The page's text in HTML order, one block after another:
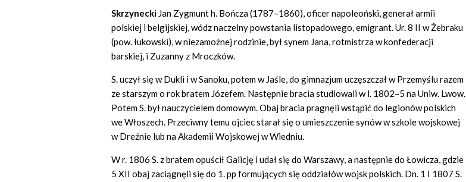
Skrzynecki Jan Zygmunt h. Bończa (1787–1860), oficer napoleoński, generał armii
polskiej i belgijskiej, wódz naczelny powstania listopadowego, emigrant. Ur. 8 II w Żebraku
(pow. łukowski), w niezamożnej rodzinie, był synem Jana, rotmistrza w konfederacji
barskiej, i Zuzanny z Mroczków.
S. uczył się w Dukli i w Sanoku, potem w Jaśle, do gimnazjum uczęszczał w Przemyślu razem
ze starszym o rok bratem Józefem. Następnie bracia studiowali w l. 1802–5 na Uniw. Lwow.
Potem S. był nauczycielem domowym. Obaj bracia pragnęli wstąpić do legionów polskich
we Włoszech. Przeciwny temu ojciec starał się o umieszczenie synów w szkole wojskowej
w Dreźnie lub na Akademii Wojskowej w Wiedniu.
W r. 1806 S. z bratem opuścił Galicję i udał się do Warszawy, a następnie do Łowicza, gdzie
5 XII obaj zaciągnęli się do 1. pp formujących się oddziałów wojsk polskich. Dn. 1 I 1807 S.